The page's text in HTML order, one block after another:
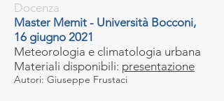
Docenza
Master Memit - Università Bocconi,
16 giugno 2021
Meteorologia e climatologia urbana
Materiali disponibili: presentazione
Autori: Giuseppe Frustaci